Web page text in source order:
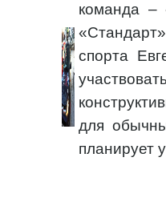
команда –
спорта
для
планирует